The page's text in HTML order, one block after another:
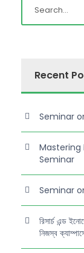
Recent
Seminar
Mastering
Seminar
Seminar
রিসার্চ এন্ড
নিজস্ব